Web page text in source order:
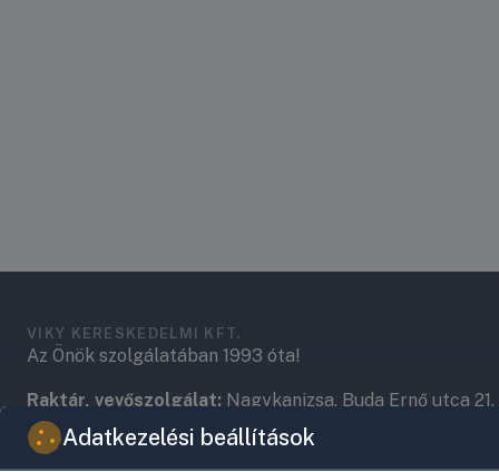
VIKY KERESKEDELMI KFT.
Az Önök szolgálatában 1993 óta!
Raktár, vevőszolgálat: Nagykanizsa, Buda Ernő utca 21.
Központ (nem vevőszolgálat): Nagykanizsa, Récsei út 3.
Adatkezelési beállítások